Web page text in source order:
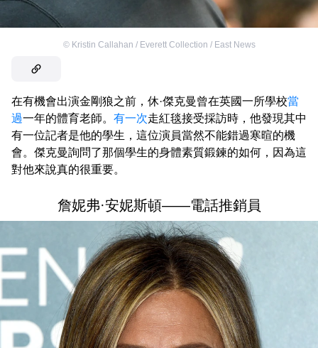
© Kristin Callahan / Everett Collection / East News
在有機會出演金剛狼之前，休·傑克曼曾在英國一所學校當
過一年的體育老師。 有一次走紅毯接受採訪時，他發現其中
有一位記者是他的學生，這位演員當然不能錯過寒暄的機
會。傑克曼詢問了那個學生的身體素質鍛鍊的如何，因為這
對他來說真的很重要。
詹妮弗·安妮斯頓——電話推銷員